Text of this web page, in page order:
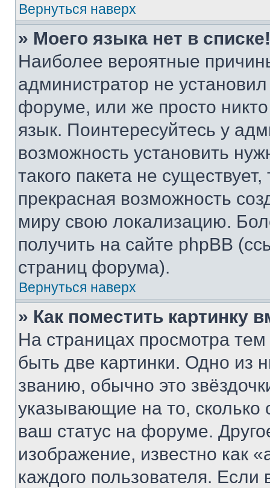
Вернуться наверх
» Моего языка нет в списке!
Наиболее вероятные
администратор не
форуме, или же просто
язык. Поинтересуйтесь у
возможность установить
такого пакета не
прекрасная возможность
миру свою локализацию.
получить на сайте phpBB
страниц форума).
Вернуться наверх
» Как поместить картинку
На страницах просмотра
быть две картинки. Одно из
званию, обычно это
указывающие на то,
ваш статус на форуме.
изображение, известно как
каждого пользователя.